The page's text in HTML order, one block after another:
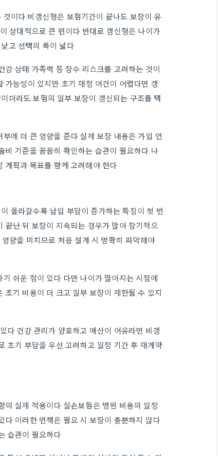
이다 비갱신형은 보험기간이 끝나도 보장이 유
상대적으로 큰 편이다 반대로 갱신형은 나이가
고 선택의 폭이 넓다
상태 가족력 등 장수 리스크를 고려하는 것이
능성이 있지만 초기 재정 여건이 어렵다면 갱
더라도 보험의 일부 보장이 갱신되는 구조를 택
에 더 큰 영향을 준다 실제 보장 내용은 가입 연
기준을 꼼꼼히 확인하는 습관이 필요하다 나
계획과 목표를 함께 고려해야 한다
올라갈수록 납입 부담이 증가하는 특징이 첫 번
난 뒤 보장이 지속되는 경우가 많아 장기적으
향을 미치므로 처음 설계 시 명확히 파악해야
쉬운 점이 있다 다만 나이가 많아지는 시점에
기 비용이 더 크고 일부 보장이 제한될 수 있지
다 건강 관리가 양호하고 예산이 여유라면 비갱
초기 부담을 우선 고려하고 일정 기간 후 재계약
실제 적용이다 실손보험은 병원 비용의 일정
이러한 면책은 필요 시 보장이 충분하지 않다
습관이 필요하다